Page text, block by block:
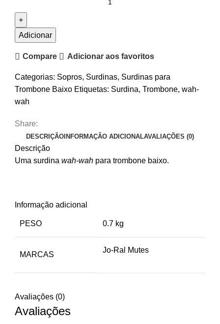
Surdina
Trombone
Wah-
Adicionar
Compare Adicionar aos favoritos
Categorias: Sopros, Surdinas, Surdinas para
Trombone Baixo Etiquetas: Surdina, Trombone, wah-
wah
Share:
DESCRIÇÃOINFORMAÇÃO ADICIONALAVALIAÇÕES (0)
Descrição
Uma surdina wah-wah para trombone baixo.
Informação adicional
PESO 0.7 kg
MARCAS
Jo-Ral Mutes
Avaliações (0)
Avaliações